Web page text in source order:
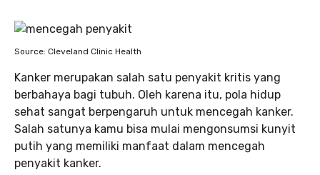
Source: Cleveland Clinic Health
Kanker merupakan salah satu penyakit kritis yang
berbahaya bagi tubuh. Oleh karena itu, pola hidup
sehat sangat berpengaruh untuk mencegah kanker.
Salah satunya kamu bisa mulai mengonsumsi kunyit
putih yang memiliki manfaat dalam mencegah
penyakit kanker.